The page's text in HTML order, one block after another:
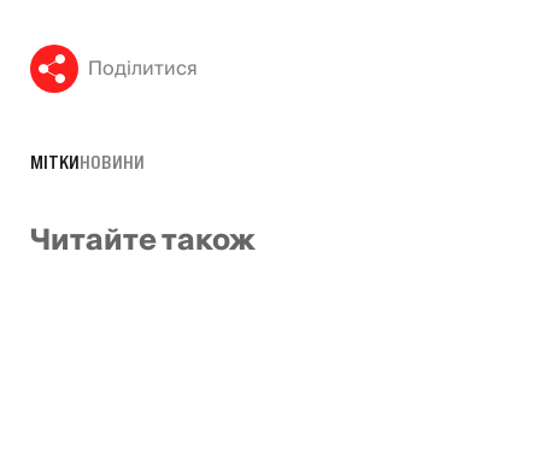
Поділитися
МІТКИНОВИНИ
Читайте також